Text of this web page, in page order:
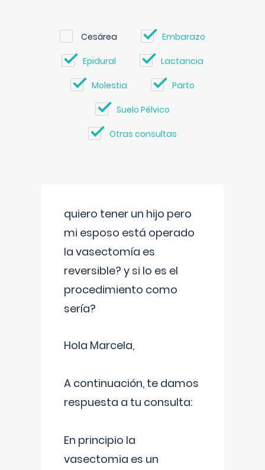
Cesárea Embarazo
Epidural Lactancia
Molestia Parto
Suelo Pélvico
Otras consultas
quiero tener un hijo pero
mi esposo está operado
la vasectomía es
reversible? y si lo es el
procedimiento como
sería?
Hola Marcela,
A continuación, te damos
respuesta a tu consulta:
En principio la
vasectomia es un